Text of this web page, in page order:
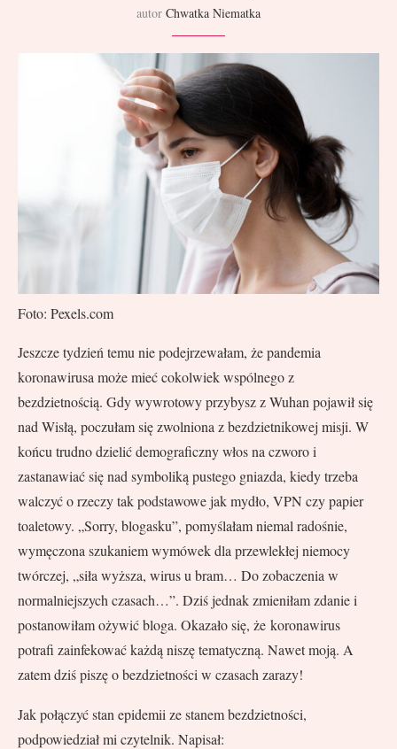
autor Chwatka Niematka
Foto: Pexels.com
Jeszcze tydzień temu nie podejrzewałam, że pandemia
koronawirusa może mieć cokolwiek wspólnego z
bezdzietnością. Gdy wywrotowy przybysz z Wuhan pojawił się
nad Wisłą, poczułam się zwolniona z bezdzietnikowej misji. W
końcu trudno dzielić demograficzny włos na czworo i
zastanawiać się nad symboliką pustego gniazda, kiedy trzeba
walczyć o rzeczy tak podstawowe jak mydło, VPN czy papier
toaletowy. „Sorry, blogasku”, pomyślałam niemal radośnie,
wymęczona szukaniem wymówek dla przewlekłej niemocy
twórczej, „siła wyższa, wirus u bram… Do zobaczenia w
normalniejszych czasach…”. Dziś jednak zmieniłam zdanie i
postanowiłam ożywić bloga. Okazało się, że koronawirus
potrafi zainfekować każdą niszę tematyczną. Nawet moją. A
zatem dziś piszę o bezdzietności w czasach zarazy!
Jak połączyć stan epidemii ze stanem bezdzietności,
podpowiedział mi czytelnik. Napisał: